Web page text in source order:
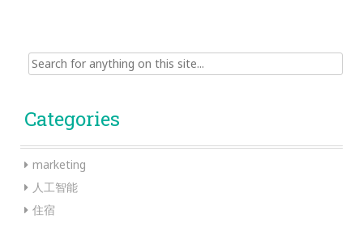
Search
for:
Categories
marketing
人工智能
住宿